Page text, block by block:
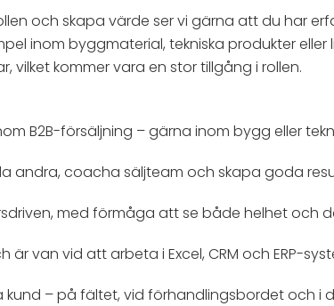
och skapa värde ser vi gärna att du har
inom byggmaterial, tekniska produkter
vilket kommer vara en stor tillgång i rollen.
B2B-försäljning – gärna inom bygg eller
andra, coacha säljteam och skapa goda
med förmåga att se både helhet och
van vid att arbeta i Excel, CRM och ERP-
kund – på fältet, vid förhandlingsbordet och i